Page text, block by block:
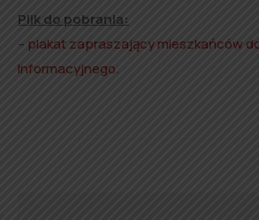
Plik do pobrania:
– plakat zapraszający mieszkańców
Informacyjnego.